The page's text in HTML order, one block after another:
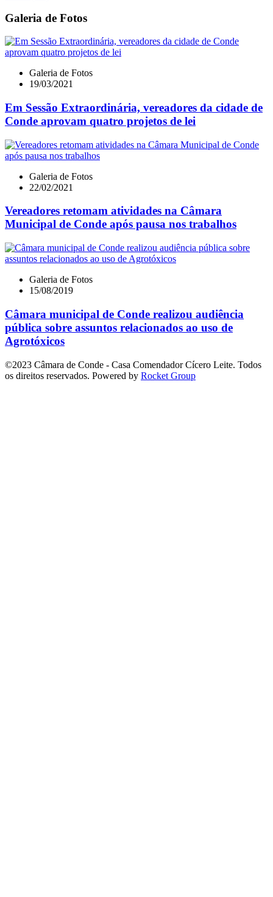
Galeria de Fotos
Galeria de Fotos
19/03/2021
Em Sessão Extraordinária, vereadores da cidade de
Conde aprovam quatro projetos de lei
Galeria de Fotos
22/02/2021
Vereadores retomam atividades na Câmara
Municipal de Conde após pausa nos trabalhos
Galeria de Fotos
15/08/2019
Câmara municipal de Conde realizou audiência
pública sobre assuntos relacionados ao uso de
Agrotóxicos
©2023 Câmara de Conde - Casa Comendador Cícero Leite. Todos
os direitos reservados. Powered by Rocket Group